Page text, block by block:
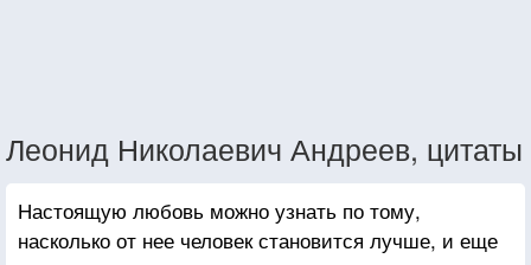
Леонид Николаевич Андреев, цитаты
Настоящую любовь можно узнать по тому,
насколько от нее человек становится лучше, и еще